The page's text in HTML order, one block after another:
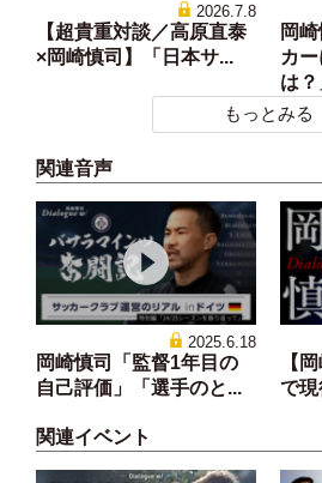
2026.7.8
【超貴重対談／高原直泰
×岡崎慎司】「日本サ...
岡
カ
は？
もっとみる
関連音声
2025.6.18
岡崎慎司「監督1年目の
自己評価」「選手のと...
【
で現
関連イベント